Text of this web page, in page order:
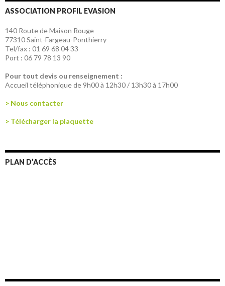
ASSOCIATION PROFIL EVASION
140 Route de Maison Rouge
77310 Saint-Fargeau-Ponthierry
Tel/fax : 01 69 68 04 33
Port : 06 79 78 13 90
Pour tout devis ou renseignement :
Accueil téléphonique de 9h00 à 12h30 / 13h30 à 17h00
> Nous contacter
> Télécharger la plaquette
PLAN D’ACCÈS